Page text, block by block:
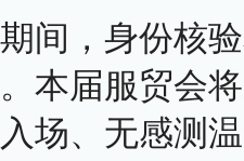
，身份核验
本届服贸会
场、无感测